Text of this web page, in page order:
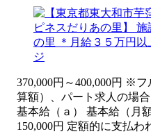
370,000円～400,000円 ※
算額）、パート求人の場
基本給（ａ） 基本給（月
150,000円 定額的に支払わ